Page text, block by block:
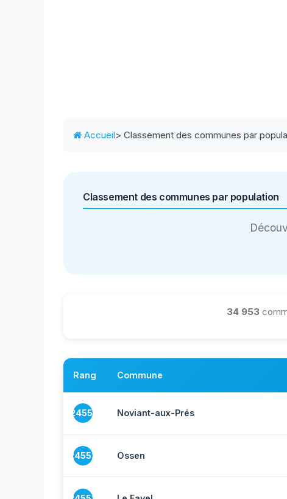
Accueil> Classement des communes par
Classement des communes par population
34 953
Rang Commune
24551 Noviant-aux-Prés
24552 Ossen